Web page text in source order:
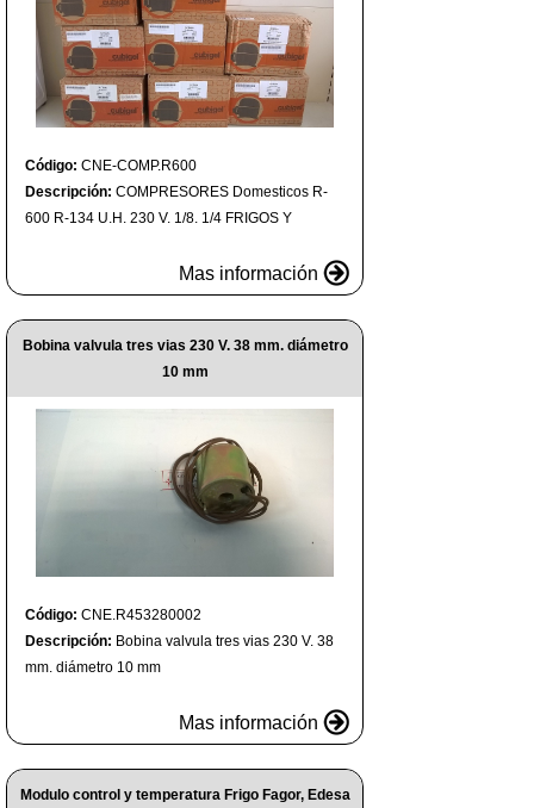
Código: CNE-COMP.R600
Descripción: COMPRESORES Domesticos R-
600 R-134 U.H. 230 V. 1/8. 1/4 FRIGOS Y
Mas información
Bobina valvula tres vias 230 V. 38 mm. diámetro
10 mm
Código: CNE.R453280002
Descripción: Bobina valvula tres vias 230 V. 38
mm. diámetro 10 mm
Mas información
Modulo control y temperatura Frigo Fagor, Edesa